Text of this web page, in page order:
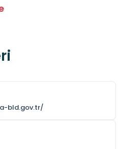
sezonunda değişiklik
Yönünden
bld.gov.tr/